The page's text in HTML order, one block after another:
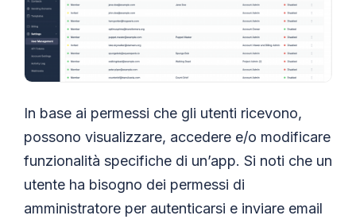
In base ai permessi che gli utenti ricevono,
possono visualizzare, accedere e/o modificare
funzionalità specifiche di un’app. Si noti che un
utente ha bisogno dei permessi di
amministratore per autenticarsi e inviare email